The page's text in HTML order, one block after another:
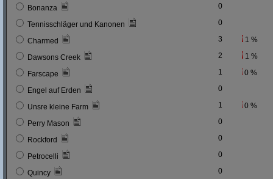
Bonanza 0
Tennisschläger und Kanonen 0
Charmed 3 1 %
Dawsons Creek 2 1 %
Farscape 1 0 %
Engel auf Erden 0
Unsre kleine Farm 1 0 %
Perry Mason 0
Rockford 0
Petrocelli 0
Quincy 0